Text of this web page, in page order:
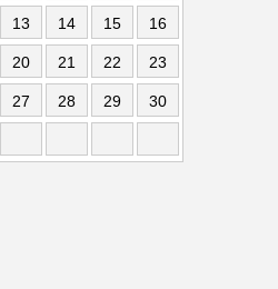
13 14 15 16
20 21 22 23
27 28 29 30